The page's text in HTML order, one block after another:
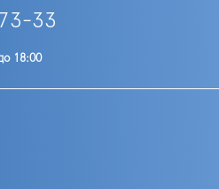
33
18:00